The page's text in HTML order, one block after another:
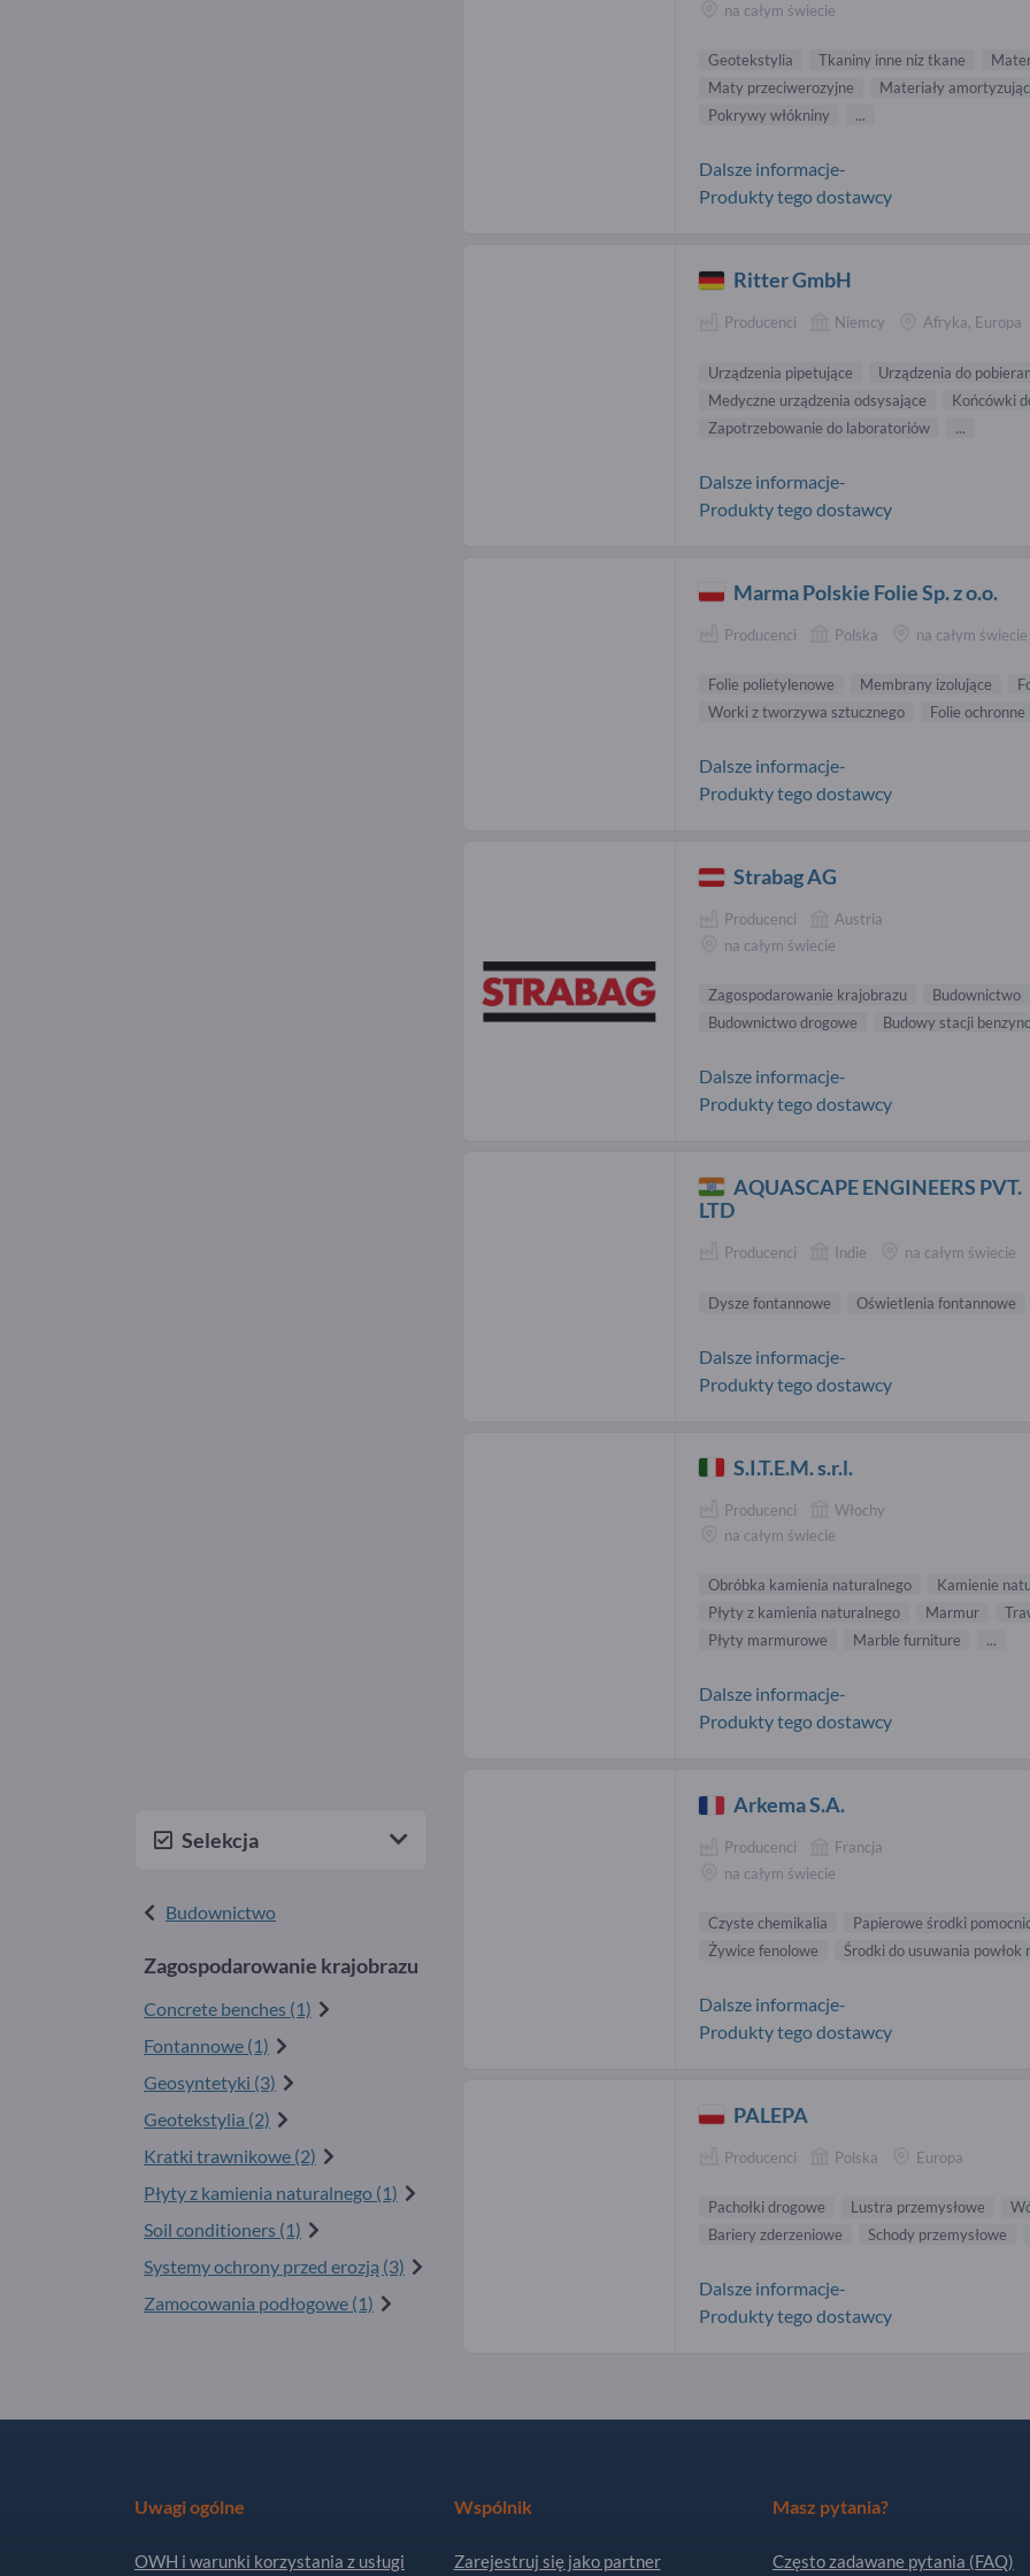
Selekcja
Budownictwo
Zagospodarowanie krajobrazu
Concrete benches (1)
Fontannowe (1)
Geosyntetyki (3)
Geotekstylia (2)
Kratki trawnikowe (2)
Płyty z kamienia naturalnego (1)
Soil conditioners (1)
Systemy ochrony przed erozją (3)
Zamocowania podłogowe (1)
na całym świecie
Geotekstylia Tkaniny inne niz tkane
Maty przeciwerozyjne
Materiały
Pokrywy włókniny
...
Dalsze informacje-
Produkty tego dostawcy
Ritter GmbH
Producenci Niemcy Afryka, Europa
Urządzenia pipetujące
Urządzenia do
Medyczne urządzenia odsysające
Końcówki
Zapotrzebowanie do laboratoriów
...
Dalsze informacje-
Produkty tego dostawcy
Marma Polskie Folie Sp. z o.o.
Producenci Polska na całym świecie
Folie polietylenowe Membrany izolujące
Worki z tworzywa sztucznego
Folie ochronne
Dalsze informacje-
Produkty tego dostawcy
Strabag AG
Producenci
Austria
na całym świecie
Zagospodarowanie krajobrazu Budownictwo
Budownictwo drogowe
Budowy stacji
Dalsze informacje-
Produkty tego dostawcy
AQUASCAPE ENGINEERS PVT.
LTD
Producenci Indie na całym świecie
Dysze fontannowe Oświetlenia fontannowe
Dalsze informacje-
Produkty tego dostawcy
S.I.T.E.M. s.r.l.
Producenci
Włochy
na całym świecie
Obróbka kamienia naturalnego
Kamienie
Płyty z kamienia naturalnego
Marmur
Płyty marmurowe
Marble furniture ...
Dalsze informacje-
Produkty tego dostawcy
Arkema S.A.
Producenci
Francja
na całym świecie
Czyste chemikalia Papierowe środki
Żywice fenolowe
Środki do usuwania powłok
Dalsze informacje-
Produkty tego dostawcy
PALEPA
Producenci Polska Europa
Pachołki drogowe Lustra przemysłowe
Bariery zderzeniowe
Schody przemysłowe
Dalsze informacje-
Produkty tego dostawcy
Uwagi ogólne
OWH i warunki korzystania z usługi
Wspólnik
Zarejestruj się jako partner
Masz pytania?
Często zadawane pytania (FAQ)